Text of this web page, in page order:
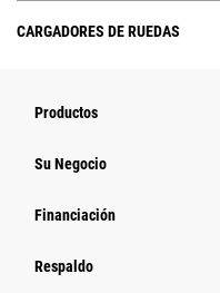
CARGADORES DE RUEDAS
Productos
Su Negocio
Financiación
Respaldo